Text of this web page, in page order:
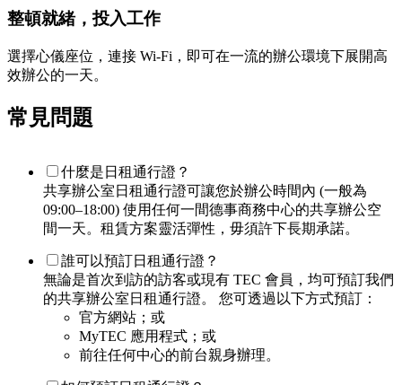
整頓就緒，投入工作
選擇心儀座位，連接 Wi‑Fi，即可在一流的辦公環境下展開高
效辦公的一天。
常見問題
什麼是日租通行證？
共享辦公室日租通行證可讓您於辦公時間內 (一般為
09:00–18:00) 使用任何一間德事商務中心的共享辦公空
間一天。租賃方案靈活彈性，毋須許下長期承諾。
誰可以預訂日租通行證？
無論是首次到訪的訪客或現有 TEC 會員，均可預訂我們
的共享辦公室日租通行證。 您可透過以下方式預訂：
官方網站；或
MyTEC 應用程式；或
前往任何中心的前台親身辦理。